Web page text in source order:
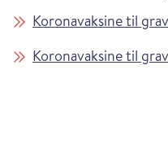
Koronavaksine til
Koronavaksine til